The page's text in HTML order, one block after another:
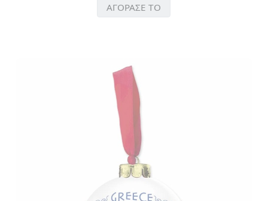
ΑΓΟΡΑΣΕ ΤΟ